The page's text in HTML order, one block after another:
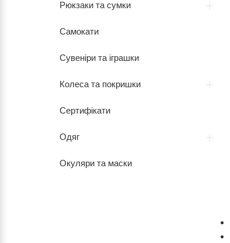
Рюкзаки та сумки
Самокати
Сувеніри та іграшки
Колеса та покришки
Сертифікати
Одяг
Окуляри та маски